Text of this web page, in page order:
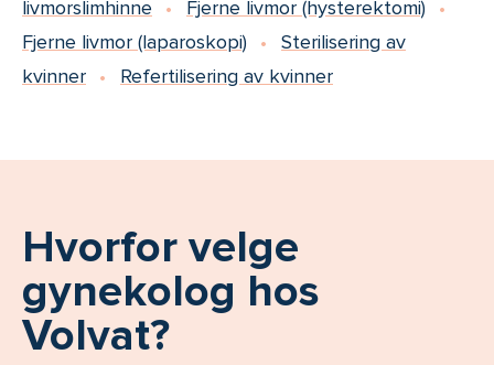
livmorslimhinne
Fjerne livmor (hysterektomi)
Fjerne livmor (laparoskopi)
Sterilisering av
kvinner
Refertilisering av kvinner
Hvorfor velge
gynekolog hos
Volvat?